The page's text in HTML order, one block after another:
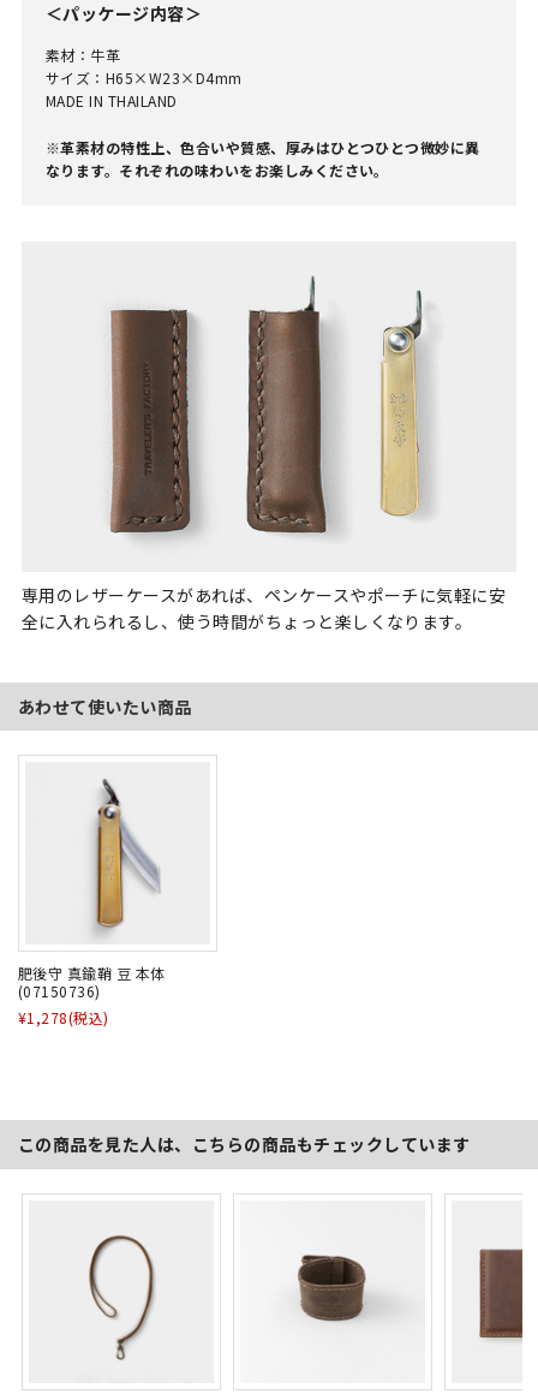
＜パッケージ内容＞
素材：牛革
サイズ：H65×W23×D4mm
MADE IN THAILAND
※革素材の特性上、色合いや質感、厚みはひとつひとつ微妙に異
なります。それぞれの味わいをお楽しみください。
専用のレザーケースがあれば、ペンケースやポーチに気軽に安
全に入れられるし、使う時間がちょっと楽しくなります。
あわせて使いたい商品
肥後守 真鍮鞘 豆 本体
(07150736)
¥1,278(税込)
この商品を見た人は、こちらの商品もチェックしています